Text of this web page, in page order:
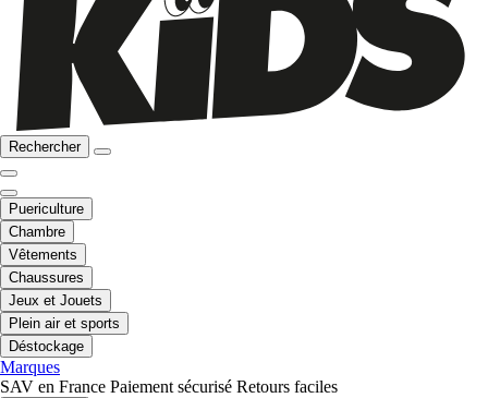
Rechercher
Puericulture
Chambre
Vêtements
Chaussures
Jeux et Jouets
Plein air et sports
Déstockage
Marques
SAV en France Paiement sécurisé Retours faciles